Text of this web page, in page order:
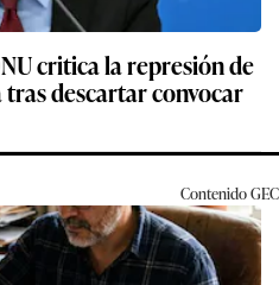
critica la represión de
descartar convocar
ContenidoGEC